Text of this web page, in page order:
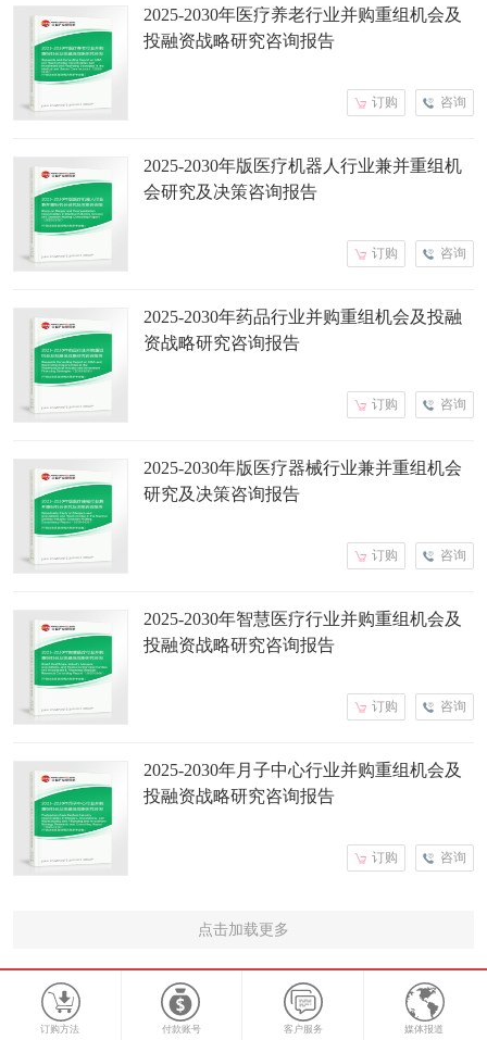
2025-2030年医疗养老行业并购重组机会及
投融资战略研究咨询报告
咨询
订购
2025-2030年版医疗机器人行业兼并重组机
会研究及决策咨询报告
咨询
订购
2025-2030年药品行业并购重组机会及投融
资战略研究咨询报告
咨询
订购
2025-2030年版医疗器械行业兼并重组机会
研究及决策咨询报告
咨询
订购
2025-2030年智慧医疗行业并购重组机会及
投融资战略研究咨询报告
咨询
订购
2025-2030年月子中心行业并购重组机会及
投融资战略研究咨询报告
咨询
订购
点击加载更多
订购方法 付款账号 客户服务 媒体报道